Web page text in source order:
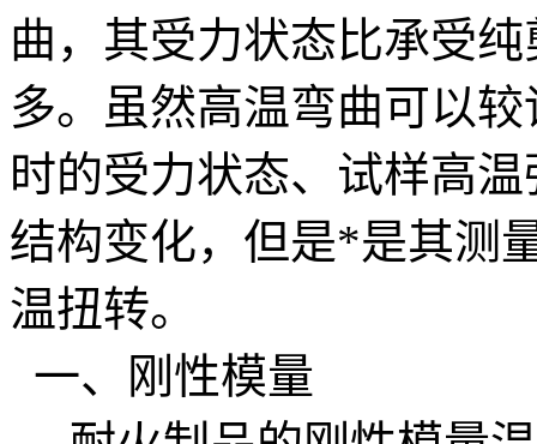
曲，其受力状态比承受
多。虽然高温弯曲可以
时的受力状态、试样高
结构变化，但是*是其测
温扭转。
一、刚性模量